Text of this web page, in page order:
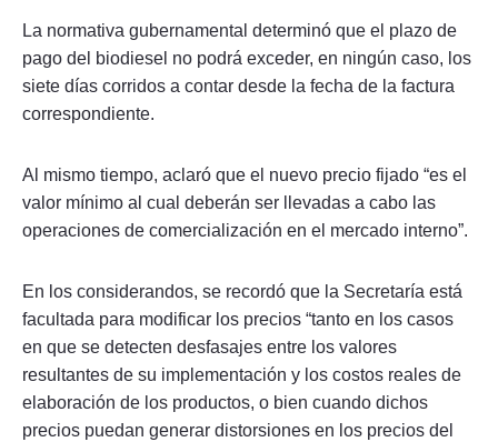
La normativa gubernamental determinó que el plazo de
pago del biodiesel no podrá exceder, en ningún caso, los
siete días corridos a contar desde la fecha de la factura
correspondiente.
Al mismo tiempo, aclaró que el nuevo precio fijado “es el
valor mínimo al cual deberán ser llevadas a cabo las
operaciones de comercialización en el mercado interno”.
En los considerandos, se recordó que la Secretaría está
facultada para modificar los precios “tanto en los casos
en que se detecten desfasajes entre los valores
resultantes de su implementación y los costos reales de
elaboración de los productos, o bien cuando dichos
precios puedan generar distorsiones en los precios del